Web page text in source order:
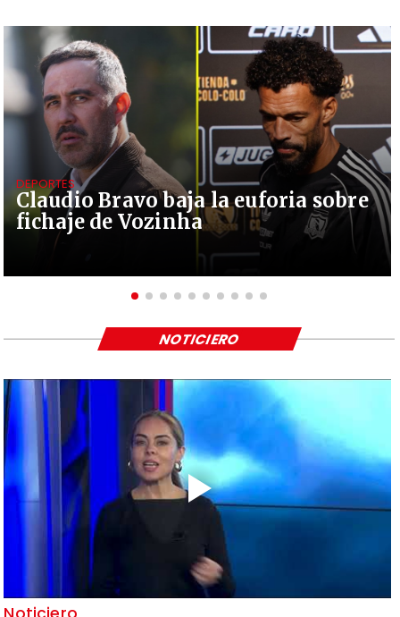
Claudio Bravo baja la euforia sobre
fichaje de Vozinha
DEPORTES
NOTICIERO